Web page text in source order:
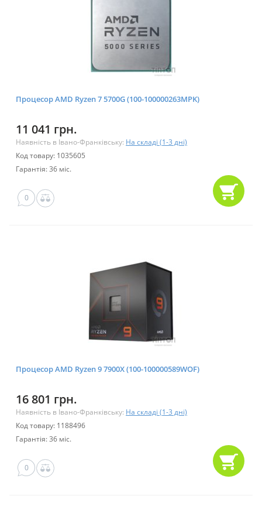
Процесор AMD Ryzen 7 5700G (100-100000263MPK)
11 041 грн.
Наявність в Івано-Франківську: На складі (1-3 дні)
Код товару: 1035605
Гарантія: 36 міс.
0
Процесор AMD Ryzen 9 7900X (100-100000589WOF)
16 801 грн.
Наявність в Івано-Франківську: На складі (1-3 дні)
Код товару: 1188496
Гарантія: 36 міс.
0